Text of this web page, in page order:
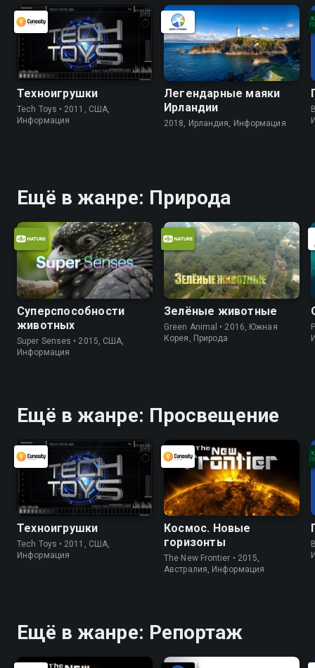
Техноигрушки
Tech Toys • 2011, США,
Информация
Легендарные маяки
Ирландии
2018, Ирландия, Информация
Ещё в жанре: Природа
Суперспособности
животных
Super Senses • 2015, США,
Информация
Зелёные животные
Green Animal • 2016, Южная
Корея, Природа
Ещё в жанре: Просвещение
Техноигрушки
Tech Toys • 2011, США,
Информация
Космос. Новые
горизонты
The New Frontier • 2015,
Австралия, Информация
Ещё в жанре: Репортаж